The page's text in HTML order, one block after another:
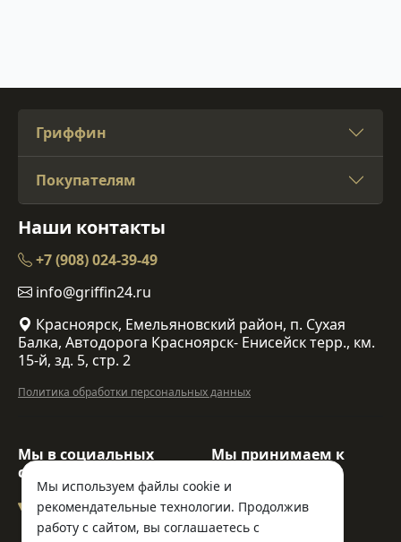
Мы используем файлы cookie и
рекомендательные технологии. Продолжив
работу с сайтом, вы соглашаетесь с
Гриффин
Покупателям
Наши контакты
+7 (908) 024-39-49
info@griffin24.ru
Красноярск, Емельяновский район, п. Сухая
Балка, Автодорога Красноярск- Енисейск терр., км.
15-й, зд. 5, стр. 2
Политика обработки персональных данных
Мы в социальных
сетях:
Мы принимаем к